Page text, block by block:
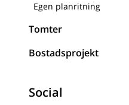
Egen planritning
Tomter
Bostadsprojekt
Social